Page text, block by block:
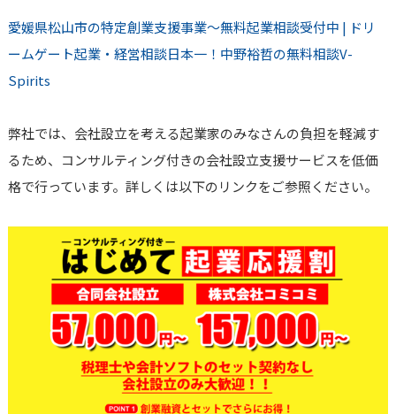
愛媛県松山市の特定創業支援事業～無料起業相談受付中 | ドリ
ームゲート起業・経営相談日本一！中野裕哲の無料相談V-
Spirits
弊社では、会社設立を考える起業家のみなさんの負担を軽減す
るため、コンサルティング付きの会社設立支援サービスを低価
格で行っています。詳しくは以下のリンクをご参照ください。